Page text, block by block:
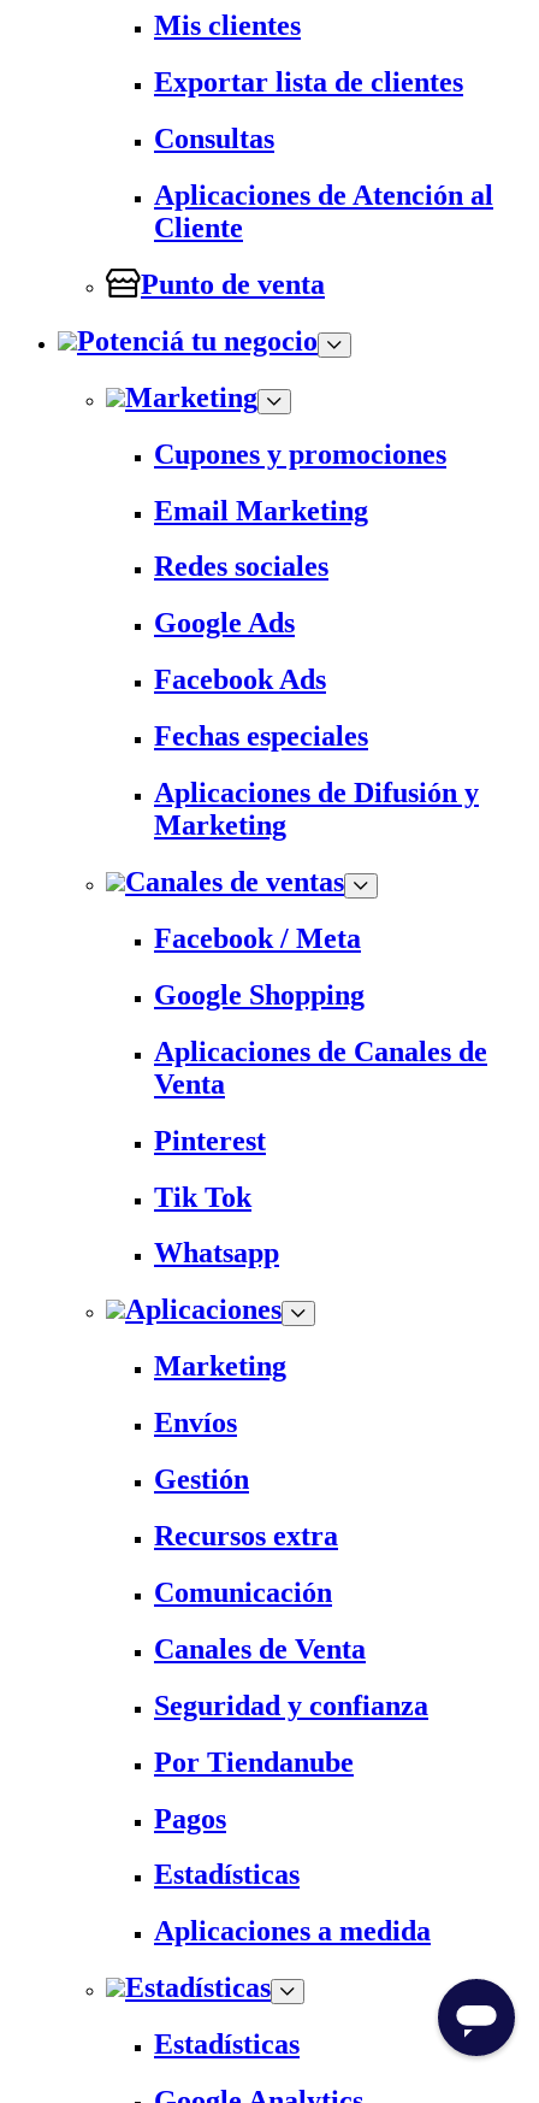
Mis clientes
Exportar lista de clientes
Consultas
Aplicaciones de Atención al
Cliente
Punto de venta
Potenciá tu negocio
Marketing
Cupones y promociones
Email Marketing
Redes sociales
Google Ads
Facebook Ads
Fechas especiales
Aplicaciones de Difusión y
Marketing
Canales de ventas
Facebook / Meta
Google Shopping
Aplicaciones de Canales de
Venta
Pinterest
Tik Tok
Whatsapp
Aplicaciones
Marketing
Envíos
Gestión
Recursos extra
Comunicación
Canales de Venta
Seguridad y confianza
Por Tiendanube
Pagos
Estadísticas
Aplicaciones a medida
Estadísticas
Estadísticas